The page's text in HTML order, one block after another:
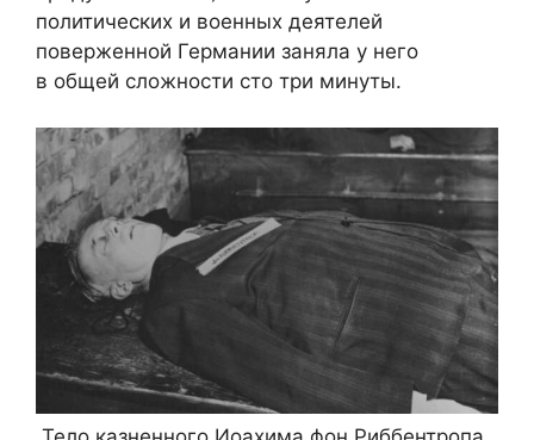
политических и военных деятелей
поверженной Германии заняла у него
в общей сложности сто три минуты.